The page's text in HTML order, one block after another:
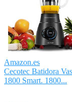
Amazon.es
Cecotec Batidora
1800 Smart. 1800...